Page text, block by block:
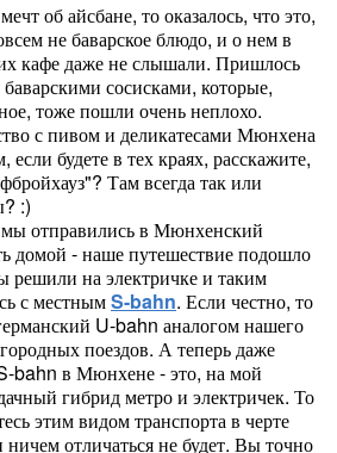
об айсбане, то оказалось, что это,
не баварское блюдо, и о нем в
кафе даже не слышали. Пришлось
сосисками, которые,
тоже пошли очень неплохо.
с пивом и деликатесами Мюнхена
будете в тех краях, расскажите,
Там всегда так или
:)
отправились в Мюнхенский
домой - наше путешествие подошло
решили на электричке и таким
с местнымS-bahn. Если честно, то
U-bahn аналогом нашего
поездов. А теперь даже
S-bahn в Мюнхене - это, на мой
гибрид метро и электричек. То
этим видом транспорта в черте
ничем отличаться не будет. Вы точно